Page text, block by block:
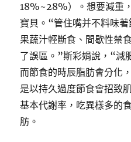
18%~28%）。想要減重
寶貝。“管住嘴并不料味
果蔬汁輕斷食、間歇性禁
了誤區。”斯彩娟說，“減
而節食的時辰脂肪會分化
是以持久過度節食會招致
基本代謝率，吃異樣多的
肪。